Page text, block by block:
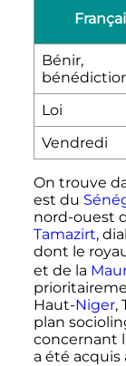
Bénir,
Loi
Vendredi
On trouve
est du
nord-ouest
Tamazirt,
dont le
et de la
Haut-Niger,
plan
concernant
a été